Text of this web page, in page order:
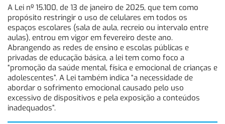
A Lei nº 15.100, de 13 de janeiro de 2025, que tem como
propósito restringir o uso de celulares em todos os
espaços escolares (sala de aula, recreio ou intervalo entre
aulas), entrou em vigor em fevereiro deste ano.
Abrangendo as redes de ensino e escolas públicas e
privadas de educação básica, a lei tem como foco a
“promoção da saúde mental, física e emocional de crianças e
adolescentes”. A Lei também indica “a necessidade de
abordar o sofrimento emocional causado pelo uso
excessivo de dispositivos e pela exposição a conteúdos
inadequados”.